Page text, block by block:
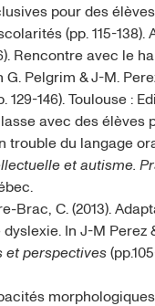
pour des
(pp. 115-138).
Rencontre avec le
Pelgrim & J-M.
129-146). Toulouse :
avec des
trouble du langage
et autisme.
Brac, C. (2013).
In J-M Perez &
et perspectives